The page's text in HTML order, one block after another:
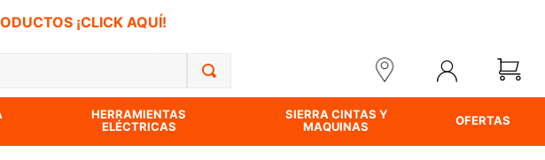
¡CLICK AQUÍ!
HERRAMIENTAS
ELÉCTRICAS
SIERRA CINTAS Y
MAQUINAS
OFERTAS